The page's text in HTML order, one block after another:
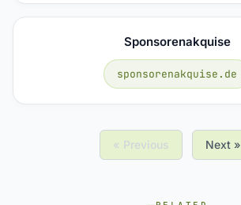
Sponsorenakquise
sponsorenakquise.de
« Previous Next »